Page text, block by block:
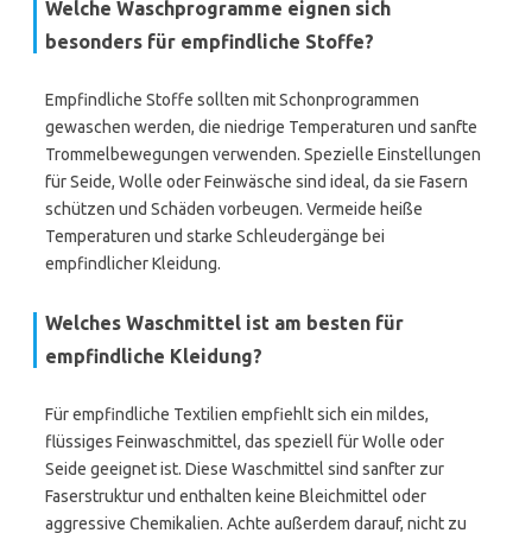
Welche Waschprogramme eignen sich
besonders für empfindliche Stoffe?
Empfindliche Stoffe sollten mit Schonprogrammen
gewaschen werden, die niedrige Temperaturen und sanfte
Trommelbewegungen verwenden. Spezielle Einstellungen
für Seide, Wolle oder Feinwäsche sind ideal, da sie Fasern
schützen und Schäden vorbeugen. Vermeide heiße
Temperaturen und starke Schleudergänge bei
empfindlicher Kleidung.
Welches Waschmittel ist am besten für
empfindliche Kleidung?
Für empfindliche Textilien empfiehlt sich ein mildes,
flüssiges Feinwaschmittel, das speziell für Wolle oder
Seide geeignet ist. Diese Waschmittel sind sanfter zur
Faserstruktur und enthalten keine Bleichmittel oder
aggressive Chemikalien. Achte außerdem darauf, nicht zu